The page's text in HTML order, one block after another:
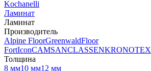
Kochanelli
Ламинат
Ламинат
Производитель
Alpine FloorGreenwaldFloor
FortIconCAMSANCLASSENKRONOTEX
Толщина
8 мм10 мм12 мм